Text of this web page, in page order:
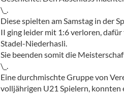
\_.
Diese spielten am Samstag in der
II ging leider mit 1:6 verloren,
Stadel-Niederhasli.
Sie beenden somit die
\_.
Eine durchmischte Gruppe von
volljährigen U21 Spielern,